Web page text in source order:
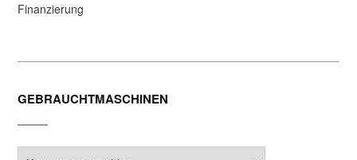
Finanzierung
GEBRAUCHTMASCHINEN